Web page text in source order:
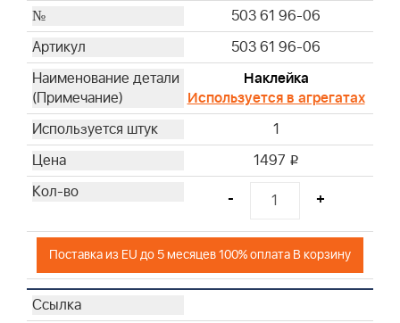
503 61 96-06
503 61 96-06
Наклейка
Используется в агрегатах
1
1497 i
- +
Поставка из EU до 5 месяцев 100% оплата В корзину